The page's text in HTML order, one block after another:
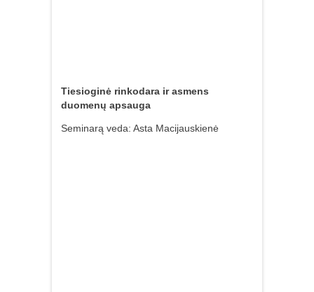
Tiesioginė rinkodara ir asmens
duomenų apsauga
Seminarą veda: Asta Macijauskienė